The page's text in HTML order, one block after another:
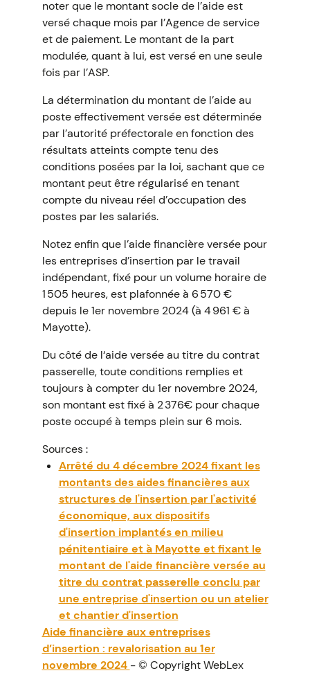
noter que le montant socle de l’aide est
versé chaque mois par l’Agence de service
et de paiement. Le montant de la part
modulée, quant à lui, est versé en une seule
fois par l’ASP.
La détermination du montant de l’aide au
poste effectivement versée est déterminée
par l’autorité préfectorale en fonction des
résultats atteints compte tenu des
conditions posées par la loi, sachant que ce
montant peut être régularisé en tenant
compte du niveau réel d’occupation des
postes par les salariés.
Notez enfin que l’aide financière versée pour
les entreprises d’insertion par le travail
indépendant, fixé pour un volume horaire de
1 505 heures, est plafonnée à 6 570 €
depuis le 1er novembre 2024 (à 4 961 € à
Mayotte).
Du côté de l‘aide versée au titre du contrat
passerelle, toute conditions remplies et
toujours à compter du 1er novembre 2024,
son montant est fixé à 2 376€ pour chaque
poste occupé à temps plein sur 6 mois.
Sources :
Arrêté du 4 décembre 2024 fixant les
montants des aides financières aux
structures de l'insertion par l'activité
économique, aux dispositifs
d'insertion implantés en milieu
pénitentiaire et à Mayotte et fixant le
montant de l'aide financière versée au
titre du contrat passerelle conclu par
une entreprise d'insertion ou un atelier
et chantier d'insertion
Aide financière aux entreprises
d’insertion : revalorisation au 1er
novembre 2024 - © Copyright WebLex